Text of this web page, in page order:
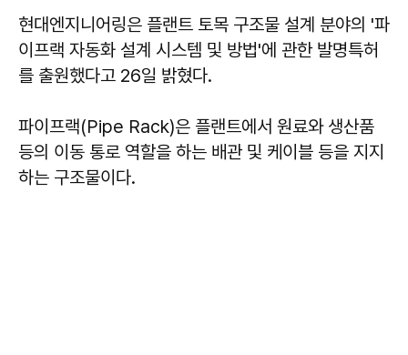
현대엔지니어링은 플랜트 토목 구조물 설계 분야의 '파
이프랙 자동화 설계 시스템 및 방법'에 관한 발명특허
를 출원했다고 26일 밝혔다.
파이프랙(Pipe Rack)은 플랜트에서 원료와 생산품
등의 이동 통로 역할을 하는 배관 및 케이블 등을 지지
하는 구조물이다.